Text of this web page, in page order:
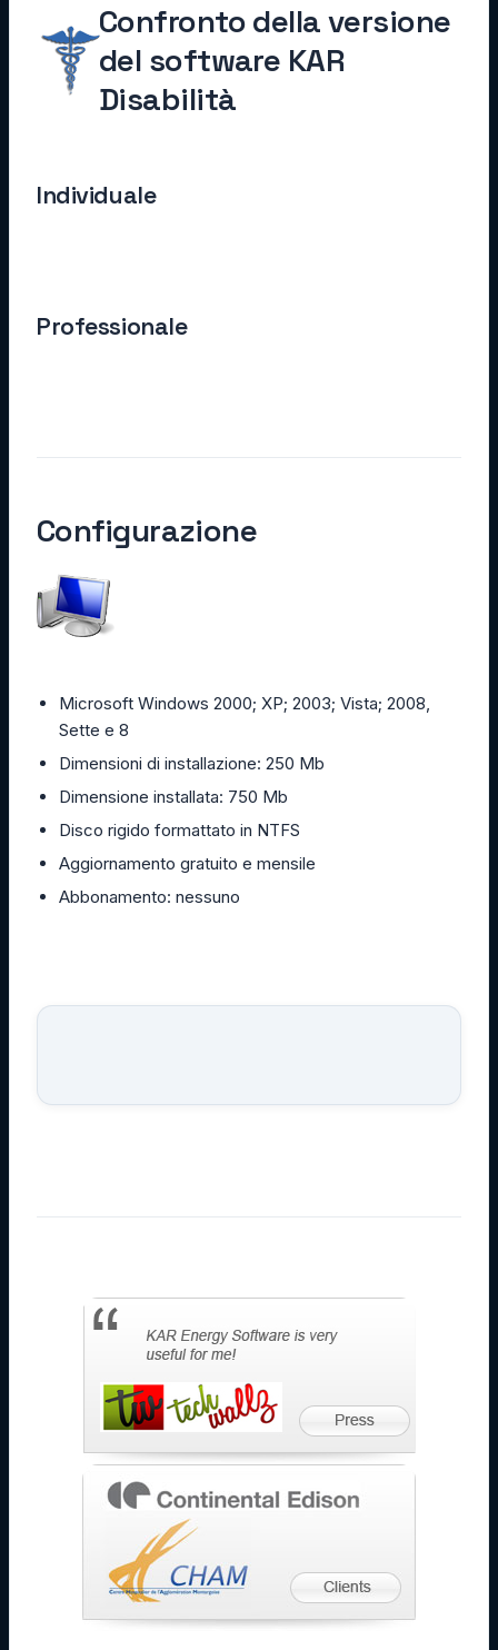
Confronto della versione
del software KAR
Disabilità
Individuale
Professionale
Configurazione
Microsoft Windows 2000; XP; 2003; Vista; 2008,
Sette e 8
Dimensioni di installazione: 250 Mb
Dimensione installata: 750 Mb
Disco rigido formattato in NTFS
Aggiornamento gratuito e mensile
Abbonamento: nessuno